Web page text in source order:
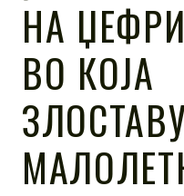
НА
ВО КОЈА